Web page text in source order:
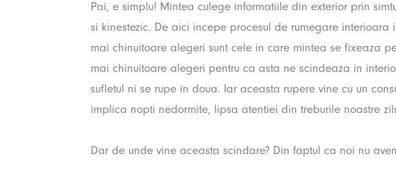
Pai, e simplu! Mintea culege informatiile din exterior prin
si kinestezic. De aici incepe procesul de rumegare interioara
mai chinuitoare alegeri sunt cele in care mintea se fixeaza
mai chinuitoare alegeri pentru ca asta ne scindeaza in
sufletul ni se rupe in doua. Iar aceasta rupere vine cu un
implica nopti nedormite, lipsa atentiei din treburile noastre
Dar de unde vine aceasta scindare? Din faptul ca noi nu